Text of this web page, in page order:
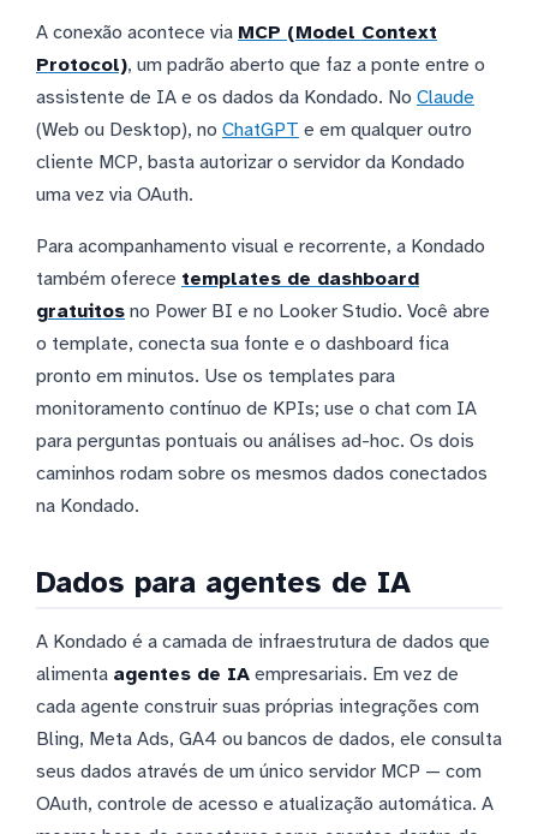
A conexão acontece via MCP (Model Context
Protocol), um padrão aberto que faz a ponte entre o
assistente de IA e os dados da Kondado. No Claude
(Web ou Desktop), no ChatGPT e em qualquer outro
cliente MCP, basta autorizar o servidor da Kondado
uma vez via OAuth.
Para acompanhamento visual e recorrente, a Kondado
também oferece templates de dashboard
gratuitos no Power BI e no Looker Studio. Você abre
o template, conecta sua fonte e o dashboard fica
pronto em minutos. Use os templates para
monitoramento contínuo de KPIs; use o chat com IA
para perguntas pontuais ou análises ad-hoc. Os dois
caminhos rodam sobre os mesmos dados conectados
na Kondado.
Dados para agentes de IA
A Kondado é a camada de infraestrutura de dados que
alimenta agentes de IA empresariais. Em vez de
cada agente construir suas próprias integrações com
Bling, Meta Ads, GA4 ou bancos de dados, ele consulta
seus dados através de um único servidor MCP — com
OAuth, controle de acesso e atualização automática. A